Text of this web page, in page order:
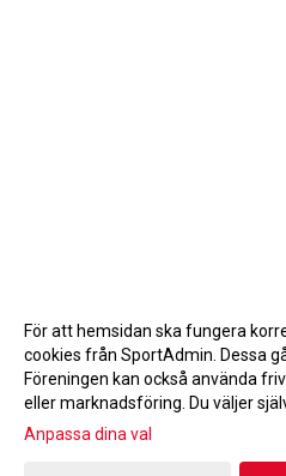
Gå till
För att hemsidan ska fungera
cookies från SportAdmin. Dessa
Föreningen kan också använda
eller marknadsföring. Du väljer
Anpassa dina val